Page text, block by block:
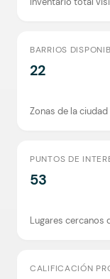
BARRIOS
22
Zonas de la
PUNTOS DE
53
Lugares cercanos
CALIFICACIÓN